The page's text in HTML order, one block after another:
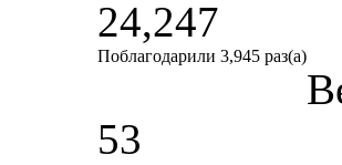
24,247
Поблагодарили 3,945 раз(а)
53